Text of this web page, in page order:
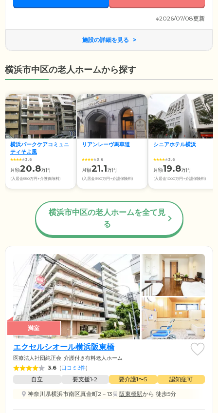
※2026/07/08更新
施設の詳細を見る
横浜市中区の老人ホームから探す
横浜パークケアコミュニ
ティそよ風
3.6
月額20.8万円
(入居金550万円+介護保険料)
リアンレーヴ馬車道
3.6
月額21.1万円
(入居金990万円+介護保険料)
シニアホテル横浜
3.6
月額19.8万円
(入居金1000万円+介護保険料)
横浜市中区の老人ホームを全て見
る
満室
エクセルシオール横浜阪東橋
医療法人社団純正会 介護付き有料老人ホーム
3.6 (口コミ3件)
自立 要支援1•2 要介護1〜5
認知症可
神奈川県横浜市南区真金町2－13
阪東橋駅から 徒歩5分